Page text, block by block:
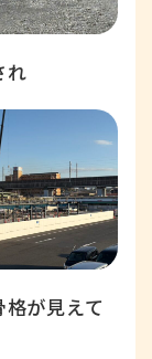
れ
が見えて